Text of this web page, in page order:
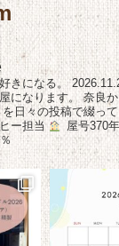
きになる。
になります。 奈良
日々の投稿で綴って
ー担当
屋号370